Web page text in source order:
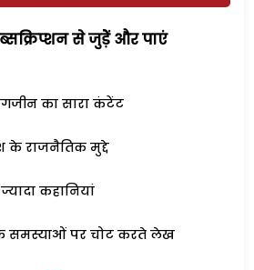
से जुड़ेें और पाएं
का सारा कंटेंट
के राजनैतिक मुद्दे
कहानियां
समस्याओं पर चोट करते लेख